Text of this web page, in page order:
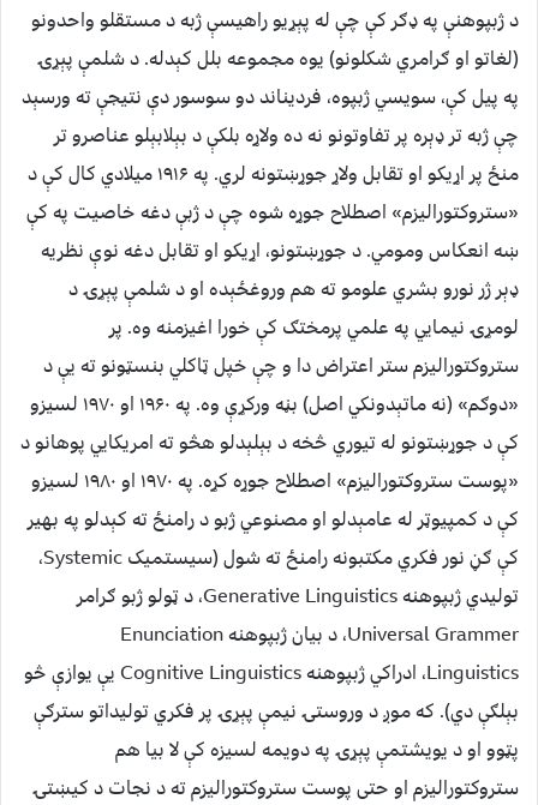
د ژبپوهنې په ډګر کې چې له پېړیو راهیسې ژبه د مستقلو واحدونو
(لغاتو او ګرامري شکلونو) یوه مجموعه بلل کېدله. د شلمې پېړۍ
په پیل کې، سویسي ژبپوه، فردیناند دو سوسور دې نتیجې ته ورسېد
چې ژبه تر ډېره پر تفاوتونو نه ده ولاړه بلکې د بېلابېلو عناصرو تر
منځ پر اړیکو او تقابل ولاړ جوړښتونه لري. په ۱۹۱۶ میلادي کال کې د
«ستروکتورالیزم» اصطلاح جوړه شوه چې د ژبې دغه خاصیت په کې
ښه انعکاس ومومي. د جوړښتونو، اړیکو او تقابل دغه نوې نظریه
ډېر ژر نورو بشري علومو ته هم وروغځېده او د شلمې پېړۍ د
لومړۍ نیمایي په علمي پرمختګ کې خورا اغیزمنه وه. پر
ستروکتورالیزم ستر اعتراض دا و چې خپل ټاکلي بنسټونو ته یې د
«دوګم» (نه ماتېدونکي اصل) بڼه ورکړې وه. په ۱۹۶۰ او ۱۹۷۰ لسیزو
کې د جوړښتونو له تیوري څخه د بېلېدلو هڅو ته امریکایي پوهانو د
«پوست ستروکتورالیزم» اصطلاح جوړه کړه. په ۱۹۷۰ او ۱۹۸۰ لسیزو
کې د کمپیوټر له عامېدلو او مصنوعي ژبو د رامنځ ته کېدلو په بهیر
کې ګڼ نور فکري مکتبونه رامنځ ته شول (سیستمیک Systemic،
تولیدي ژبپوهنه Generative Linguistics، د ټولو ژبو ګرامر
Universal Grammer، د بیان ژبپوهنه Enunciation
Linguistics، ادراکي ژبپوهنه Cognitive Linguistics یې یوازې څو
بېلګې دي). که موږ د وروستۍ نیمې پېړۍ پر فکري تولیداتو سترګې
پټوو او د یویشتمې پېړۍ په دویمه لسیزه کې لا بیا هم
ستروکتورالیزم او حتی پوست ستروکتورالیزم ته د نجات د کيښتۍ